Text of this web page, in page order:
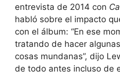
entrevista de 2014 con
habló sobre el impacto
con el álbum: “En ese
tratando de hacer
cosas mundanas”, dijo
de todo antes incluso de